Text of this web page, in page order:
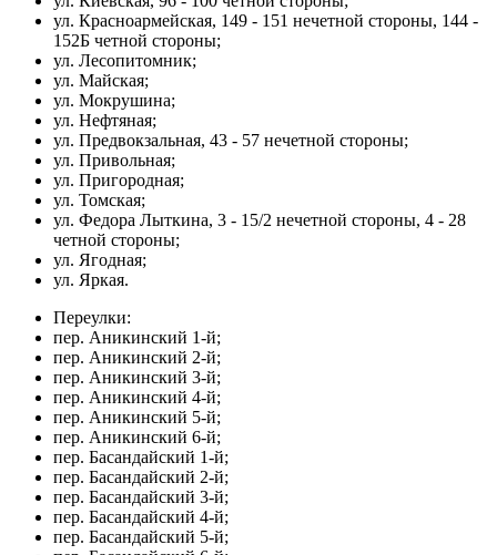
ул. Красноармейская, 149 - 151 нечетной стороны, 144 -
152Б четной стороны;
ул. Лесопитомник;
ул. Майская;
ул. Мокрушина;
ул. Нефтяная;
ул. Предвокзальная, 43 - 57 нечетной стороны;
ул. Привольная;
ул. Пригородная;
ул. Томская;
ул. Федора Лыткина, 3 - 15/2 нечетной стороны, 4 - 28
четной стороны;
ул. Ягодная;
ул. Яркая.
Переулки:
пер. Аникинский 1-й;
пер. Аникинский 2-й;
пер. Аникинский 3-й;
пер. Аникинский 4-й;
пер. Аникинский 5-й;
пер. Аникинский 6-й;
пер. Басандайский 1-й;
пер. Басандайский 2-й;
пер. Басандайский 3-й;
пер. Басандайский 4-й;
пер. Басандайский 5-й;